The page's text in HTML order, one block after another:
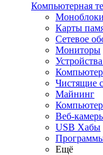
Компьютерная
Моноблоки
Карты
Сетевое
Мониторы
Чистящие
Майнинг
Веб-
USB Хабы
Ещё